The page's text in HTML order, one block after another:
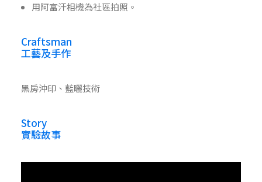
用阿富汗相機為社區拍照。
Craftsman
工藝及手作
黑房沖印、藍曬技術
Story
實驗故事